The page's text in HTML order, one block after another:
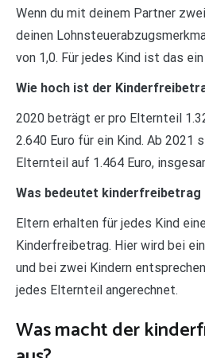
Wenn du mit deinem Partner
deinen
von 1,0. Für jedes Kind ist das
Wie hoch ist der
2020 beträgt er pro Elternteil
2.640 Euro für ein Kind. Ab 2021
Elternteil auf 1.464 Euro,
Was bedeutet kinderfreibetrag
Eltern erhalten für jedes Kind
Kinderfreibetrag. Hier wird bei
und bei zwei Kindern
jedes Elternteil angerechnet.
Was macht der